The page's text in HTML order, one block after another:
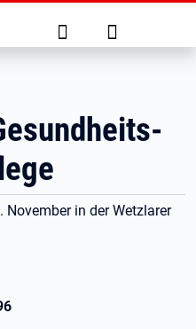
Suche Anmelden
in der Wetzlarer